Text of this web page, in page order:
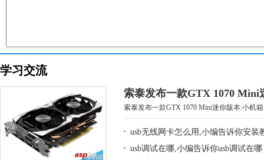
学习交流
索泰发布一款GTX 1070 Mini
索泰发布一款GTX 1070 Mini迷你版本:小机
usb无线网卡怎么用,小编告诉你安装
usb调试在哪,小编告诉你usb调试在哪